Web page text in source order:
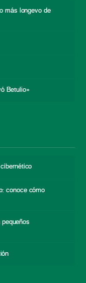
más longevo de
Betulio»
conoce cómo